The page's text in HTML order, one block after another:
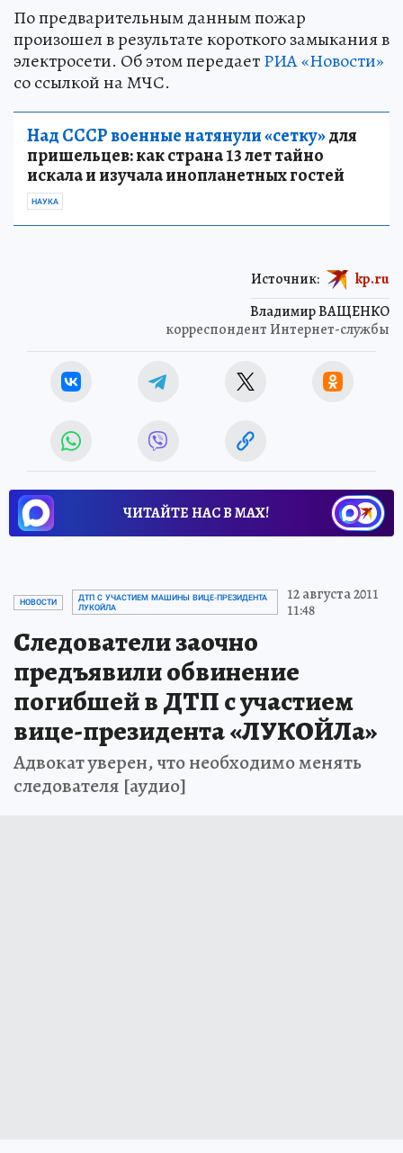
По предварительным данным пожар
произошел в результате короткого замыкания в
электросети. Об этом передаетРИА «Новости»
со ссылкой на МЧС.
Над СССР военные натянули «сетку»для
пришельцев: как страна 13 лет тайно
искала и изучала инопланетных гостей
НАУКА
Владимир ВАЩЕНКО
корреспондент Интернет-службы
Источник: kp.ru
ЧИТАЙТЕ НАС В МАХ!
НОВОСТИ
ДТП С УЧАСТИЕМ МАШИНЫ ВИЦЕ-ПРЕЗИДЕНТА
ЛУКОЙЛА
12 августа 2011
11:48
Следователи заочно
предъявили обвинение
погибшей в ДТП с участием
вице-президента «ЛУКОЙЛа»
Адвокат уверен, что необходимо менять
следователя [аудио]